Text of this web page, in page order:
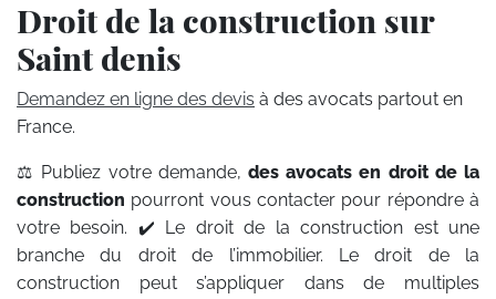
Droit de la construction sur
Saint denis
Demandez en ligne des devis à des avocats partout en
France.
⚖️ Publiez votre demande, des avocats en droit de la
construction pourront vous contacter pour répondre à
votre besoin. ✔️ Le droit de la construction est une
branche du droit de l’immobilier. Le droit de la
construction peut s’appliquer dans de multiples